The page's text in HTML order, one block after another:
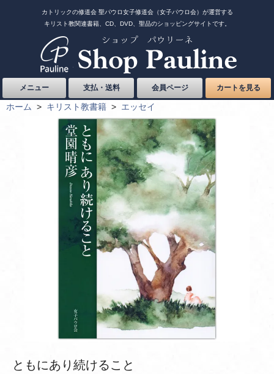
カトリックの修道会 聖パウロ女子修道会（女子パウロ会）が運営する
キリスト教関連書籍、CD、DVD、聖品のショッピングサイトです。
メニュー 支払・送料 会員ページ カートを見る
ホーム > キリスト教書籍 > エッセイ
ともにあり続けること